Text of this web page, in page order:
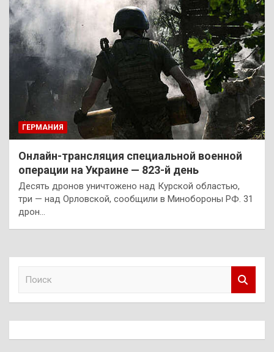
ГЕРМАНИЯ
Онлайн-трансляция специальной военной
операции на Украине — 823-й день
Десять дронов уничтожено над Курской областью,
три — над Орловской, сообщили в Минобороны РФ. 31
дрон…
к